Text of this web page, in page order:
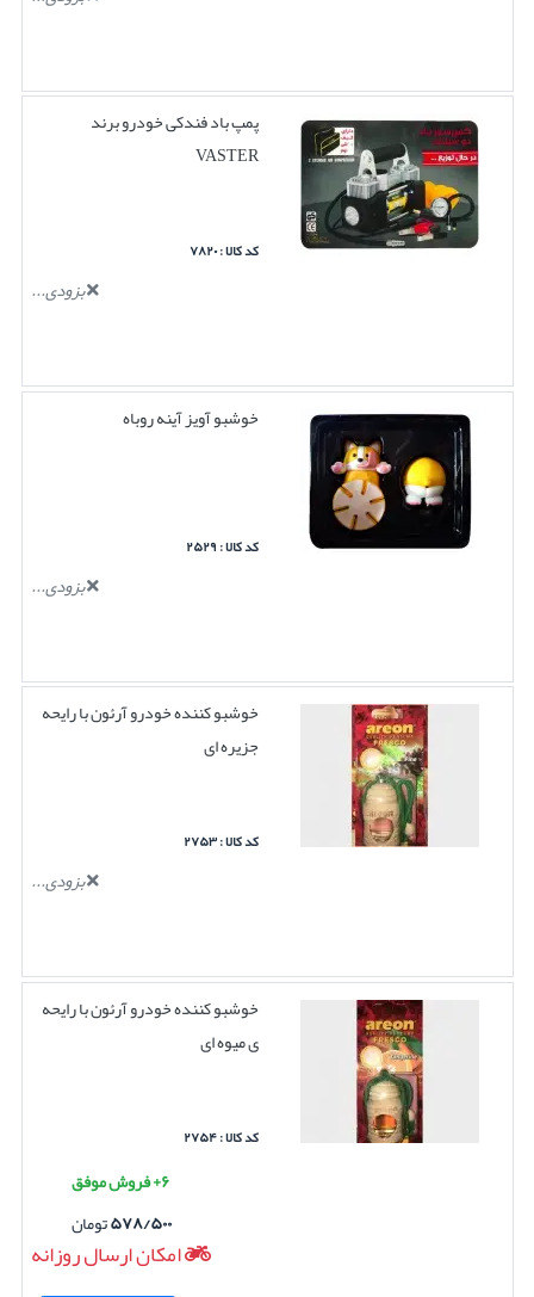
پمپ باد فندکی خودرو برند
VASTER
کد کالا : ۷۸۲۰
بزودی...
خوشبو آویز آینه روباه
کد کالا : ۲۵۲۹
بزودی...
خوشبو کننده خودرو آرئون با رایحه
جزیره ای
کد کالا : ۲۷۵۳
بزودی...
خوشبو کننده خودرو آرئون با رایحه
ی میوه ای
کد کالا : ۲۷۵۴
۶+ فروش موفق
۵۷۸/۵۰۰تومان
امکان ارسال روزانه